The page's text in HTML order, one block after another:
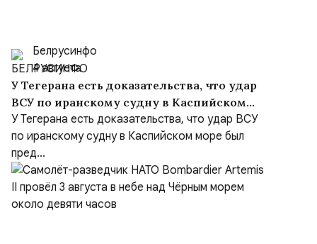
Белрусинфо
4 августа
У Тегерана есть доказательства, что удар
ВСУ по иранскому судну в Каспийском
море был преднамеренным, несмотря на
заверения Киева
У Тегерана есть доказательства, что удар ВСУ
по иранскому судну в Каспийском море был
пред...